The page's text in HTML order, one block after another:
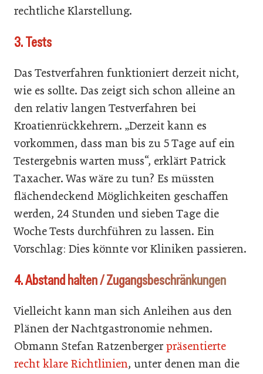
rechtliche Klarstellung.
3. Tests
Das Testverfahren funktioniert derzeit nicht,
wie es sollte. Das zeigt sich schon alleine an
den relativ langen Testverfahren bei
Kroatienrückkehrern. „Derzeit kann es
vorkommen, dass man bis zu 5 Tage auf ein
Testergebnis warten muss“, erklärt Patrick
Taxacher. Was wäre zu tun? Es müssten
flächendeckend Möglichkeiten geschaffen
werden, 24 Stunden und sieben Tage die
Woche Tests durchführen zu lassen. Ein
Vorschlag: Dies könnte vor Kliniken passieren.
4. Abstand halten / Zugangsbeschränkungen
Vielleicht kann man sich Anleihen aus den
Plänen der Nachtgastronomie nehmen.
Obmann Stefan Ratzenberger präsentierte
recht klare Richtlinien, unter denen man die